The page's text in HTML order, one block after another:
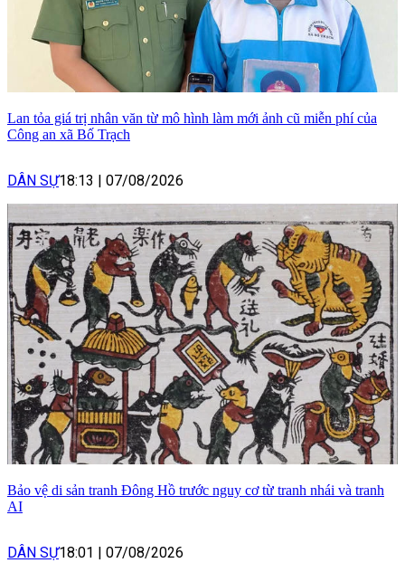
Lan tỏa giá trị nhân văn từ mô hình làm mới ảnh cũ miễn phí của
Công an xã Bố Trạch
DÂN SỰ18:13 07/08/2026
Bảo vệ di sản tranh Đông Hồ trước nguy cơ từ tranh nhái và tranh
AI
DÂN SỰ18:01 07/08/2026